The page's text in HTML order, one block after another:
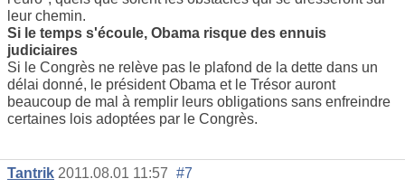
leur chemin.
Si le temps s'écoule, Obama risque des ennuis
judiciaires
Si le Congrès ne relève pas le plafond de la dette dans un
délai donné, le président Obama et le Trésor auront
beaucoup de mal à remplir leurs obligations sans enfreindre
certaines lois adoptées par le Congrès.
Tantrik 2011.08.01 11:57 #7